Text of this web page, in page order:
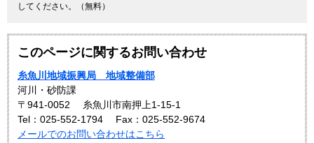
してください。（無料）
このページに関するお問い合わせ
糸魚川地域振興局 地域整備部
河川・砂防課
〒941-0052
糸魚川市南押上1-15-1
Tel：025-552-1794
Fax：025-552-9674
メールでのお問い合わせはこちら